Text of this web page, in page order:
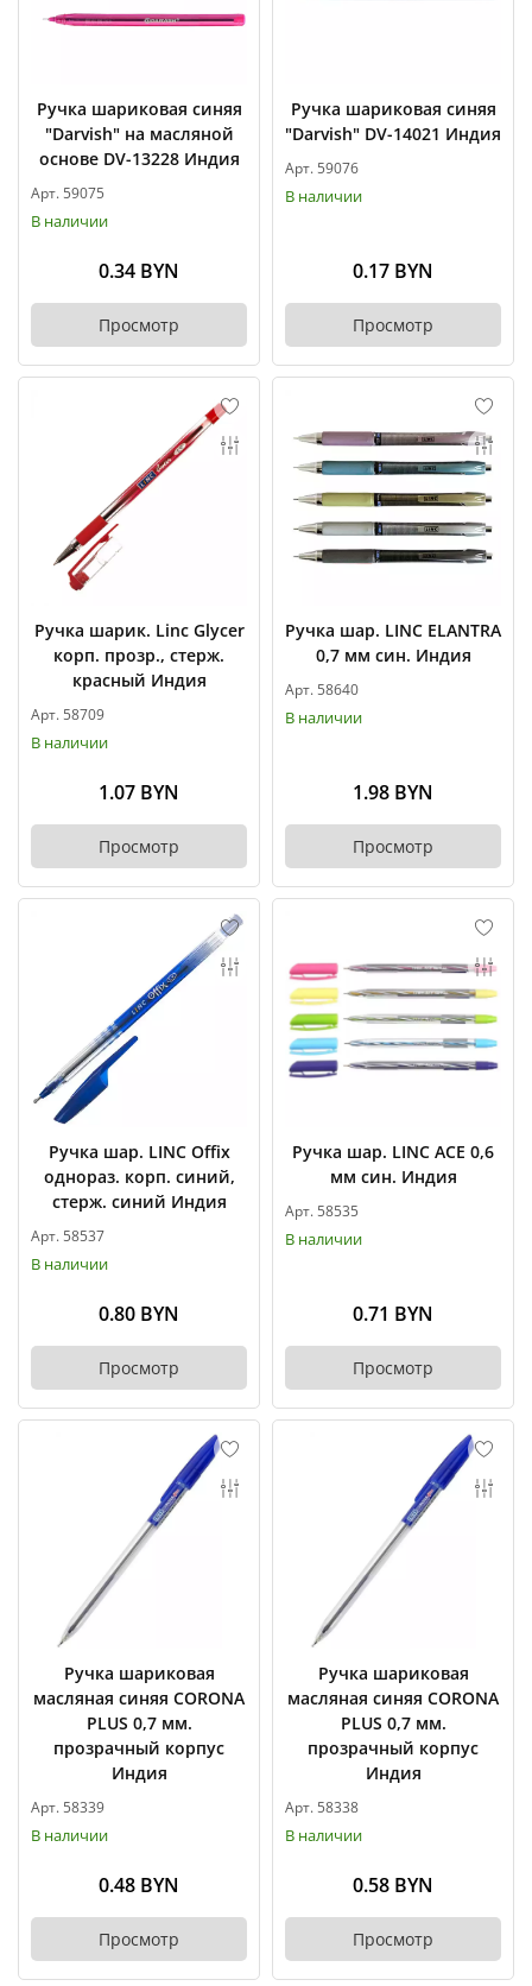
Ручка шариковая синяя
"Darvish" на масляной
основе DV-13228 Индия
Арт. 59075
В наличии
0.34 BYN
Просмотр
Ручка шариковая синяя
"Darvish" DV-14021 Индия
Арт. 59076
В наличии
0.17 BYN
Просмотр
Ручка шарик. Linc Glycer
корп. прозр., стерж.
красный Индия
Арт. 58709
В наличии
1.07 BYN
Просмотр
Ручка шар. LINC ELANTRA
0,7 мм син. Индия
Арт. 58640
В наличии
1.98 BYN
Просмотр
Ручка шар. LINC Offix
однораз. корп. синий,
стерж. синий Индия
Арт. 58537
В наличии
0.80 BYN
Просмотр
Ручка шар. LINC ACE 0,6
мм син. Индия
Арт. 58535
В наличии
0.71 BYN
Просмотр
Ручка шариковая
масляная синяя CORONA
PLUS 0,7 мм.
прозрачный корпус
Индия
Арт. 58339
В наличии
0.48 BYN
Просмотр
Ручка шариковая
масляная синяя CORONA
PLUS 0,7 мм.
прозрачный корпус
Индия
Арт. 58338
В наличии
0.58 BYN
Просмотр